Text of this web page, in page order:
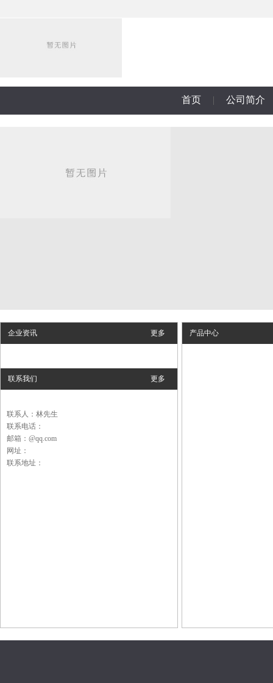
首页 | 公司简介
更多
企业资讯
更多
联系我们
联系人：林先生
联系电话：
邮箱：@qq.com
网址：
联系地址：
产品中心